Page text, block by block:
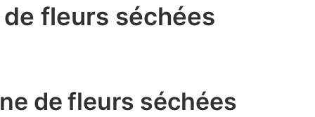
fleurs séchées
de fleurs séchées